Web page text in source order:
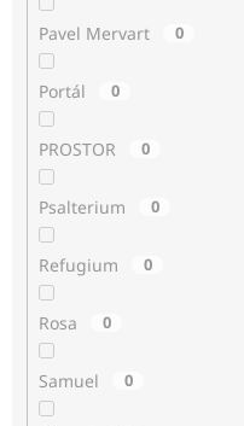
Pavel Mervart 0
Portál 0
PROSTOR 0
Psalterium 0
Refugium 0
Rosa 0
Samuel 0